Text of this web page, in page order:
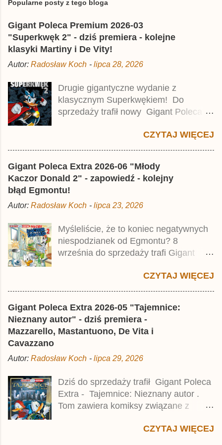
i
j
o
m
e
t
a
r
z
Popularne posty z tego bloga
Gigant Poleca Premium 2026-03
"Superkwęk 2" - dziś premiera - kolejne
klasyki Martiny i De Vity!
Autor: Radosław Koch - lipca 28, 2026
Drugie gigantyczne wydanie z
klasycznym Superkwękiem! Do
sprzedaży trafił nowy Gigant Poleca
Jest to kolejny 624-stronicowy tom z
wynosi 49,99 zł i zamówicie go także z
rabatem na Egmont.pl . Za przekład
odpowiadał Jacek Drewnowski.
Publikacja jest przedrukiem drugiego
Taschenbuch Phantomias Collection ,
który trafił do sprzedaży pod koniec
2025 roku.
CZYTAJ WIĘCEJ
Gigant Poleca Extra 2026-06 "Młody
Kaczor Donald 2" - zapowiedź - kolejny
błąd Egmontu!
Autor: Radosław Koch - lipca 23, 2026
Myśleliście, że to koniec negatywnych
niespodzianek od Egmontu? 8
września do sprzedaży trafi Gigant
Jednak wbrew temu, na co wskazuje
młodego Kaczora Donalda i jego
przyjaciół, lecz prawdopodobnie znajdą
się tam opowieści z wydań 9-10 .
kosztowała 37,99 zł. W środku znajdą
Taschenbuch Young Comics, które
zostały wydane w Niemczech parę
miesięcy temu.
CZYTAJ WIĘCEJ
Gigant Poleca Extra 2026-05 "Tajemnice:
Nieznany autor" - dziś premiera -
Mazzarello, Mastantuono, De Vita i
Cavazzano
Autor: Radosław Koch - lipca 29, 2026
Dziś do sprzedaży trafił Gigant Poleca
Extra - Tajemnice: Nieznany autor .
Tom zawiera komiksy związane z
najmniej kilka ciekawych historii,
CZYTAJ WIĘCEJ